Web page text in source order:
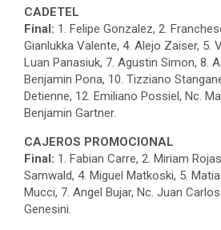
CADETEL
Final: 1. Felipe Gonzalez, 2.
Gianlukka Valente, 4. Alejo Zaiser, 5.
Luan Panasiuk, 7. Agustin Simon, 8.
Benjamin Pona, 10. Tizziano
Detienne, 12. Emiliano Possiel, Nc.
Benjamin Gartner.
CAJEROS PROMOCIONAL
Final: 1. Fabian Carre, 2. Miriam
Samwald, 4. Miguel Matkoski, 5.
Mucci, 7. Angel Bujar, Nc. Juan
Genesini.